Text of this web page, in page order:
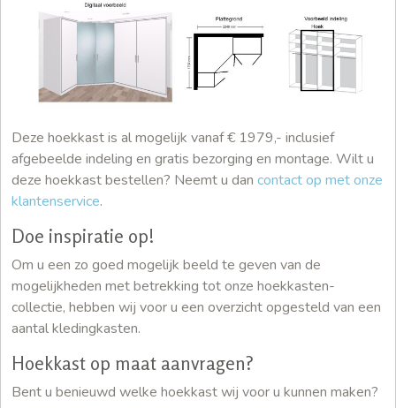
Deze hoekkast is al mogelijk vanaf € 1979,- inclusief
afgebeelde indeling en gratis bezorging en montage. Wilt u
deze hoekkast bestellen? Neemt u dan contact op met onze
klantenservice.
Doe inspiratie op!
Om u een zo goed mogelijk beeld te geven van de
mogelijkheden met betrekking tot onze hoekkasten-
collectie, hebben wij voor u een overzicht opgesteld van een
aantal kledingkasten.
Hoekkast op maat aanvragen?
Bent u benieuwd welke hoekkast wij voor u kunnen maken?